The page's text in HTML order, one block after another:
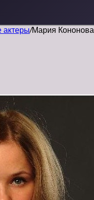
актеры/Мария Кононова